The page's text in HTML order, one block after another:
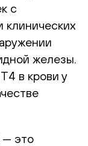
с
клинических
железы.
в крови у
— это